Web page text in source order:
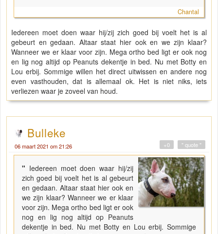
Chantal
Iedereen moet doen waar hij/zij zich goed bij voelt het is al
gebeurt en gedaan. Altaar staat hier ook en we zijn klaar?
Wanneer we er klaar voor zijn. Mega ortho bed ligt er ook nog
en lig nog altijd op Peanuts dekentje in bed. Nu met Botty en
Lou erbij. Sommige willen het direct uitwissen en andere nog
even vasthouden, dat is allemaal ok. Het is niet niks, iets
verliezen waar je zoveel van houd.
Bulleke
06 maart 2021 om 21:26 " quote "
+0
" Iedereen moet doen waar hij/zij
zich goed bij voelt het is al gebeurt
en gedaan. Altaar staat hier ook en
we zijn klaar? Wanneer we er klaar
voor zijn. Mega ortho bed ligt er ook
nog en lig nog altijd op Peanuts
dekentje in bed. Nu met Botty en Lou erbij. Sommige